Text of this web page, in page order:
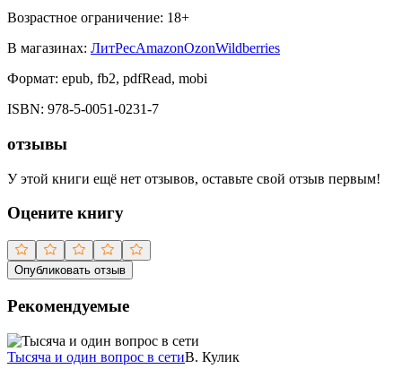
Возрастное ограничение: 18+
В магазинах: ЛитРесAmazonOzonWildberries
Формат: epub, fb2, pdfRead, mobi
ISBN: 978-5-0051-0231-7
отзывы
У этой книги ещё нет отзывов, оставьте свой отзыв первым!
Оцените книгу
Опубликовать отзыв
Рекомендуемые
Тысяча и один вопрос в сетиВ. Кулик